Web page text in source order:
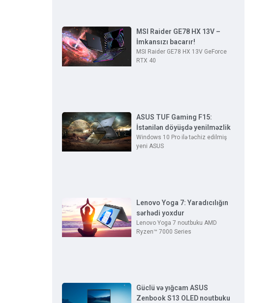
MSI Raider GE78 HX 13V –
İmkansızı bacarır!
MSI Raider GE78 HX 13V GeForce
RTX 40
ASUS TUF Gaming F15:
İstənilən döyüşdə yenilməzlik
Windows 10 Pro ilə təchiz edilmiş
yeni ASUS
Lenovo Yoga 7: Yaradıcılığın
sərhədi yoxdur
Lenovo Yoga 7 noutbuku AMD
Ryzen™ 7000 Series
Güclü və yığcam ASUS
Zenbook S13 OLED noutbuku